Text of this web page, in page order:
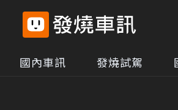
國內車訊 發燒試駕